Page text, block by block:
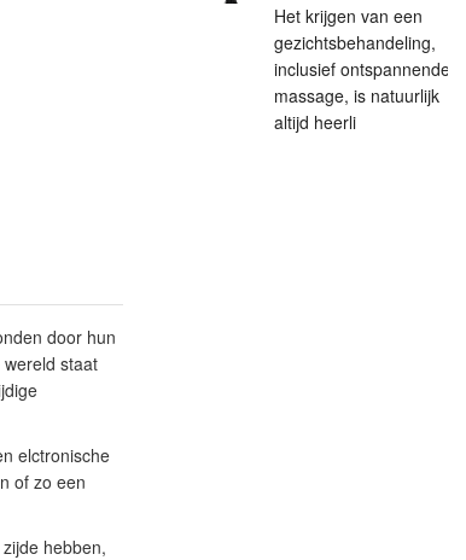
door hun
staat
elctronische
of zo een
hebben,
Het krijgen van een
gezichtsbehandeling,
inclusief ontspannende
massage, is natuurlijk
altijd heerli